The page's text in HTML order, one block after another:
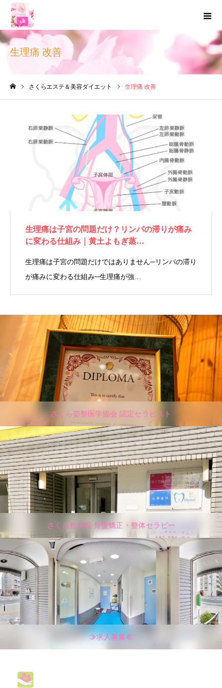
生理痛 改善
さくらエステ＆美容ダイエット 生理痛 改善
生理痛は子宮の問題だけ？リンパの滞りが痛み
に変わる仕組み｜黄土よもぎ蒸…
生理痛は子宮の問題だけではありません─リンパの滞り
が痛みに変わる仕組み─生理痛が強…
さくら姿整医学協会 認定セラピスト
さくら整体院 骨盤矯正・整体セラピー
🫱求人募集🫲